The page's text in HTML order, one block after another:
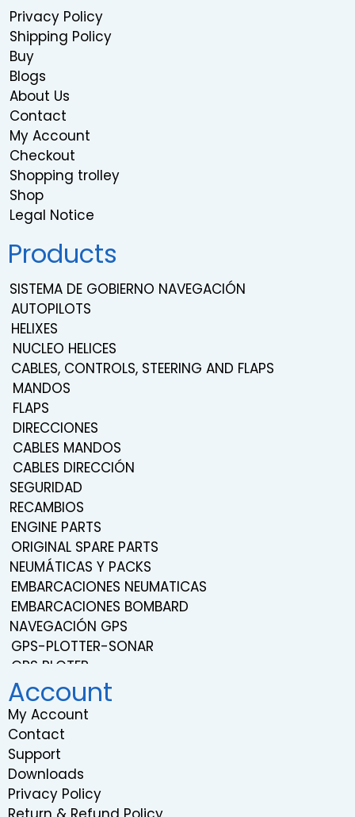
Privacy Policy
Shipping Policy
Buy
Blogs
About Us
Contact
My Account
Checkout
Shopping trolley
Shop
Legal Notice
Products
SISTEMA DE GOBIERNO NAVEGACIÓN
AUTOPILOTS
HELIXES
NUCLEO HELICES
CABLES, CONTROLS, STEERING AND FLAPS
MANDOS
FLAPS
DIRECCIONES
CABLES MANDOS
CABLES DIRECCIÓN
SEGURIDAD
RECAMBIOS
ENGINE PARTS
ORIGINAL SPARE PARTS
NEUMÁTICAS Y PACKS
EMBARCACIONES NEUMATICAS
EMBARCACIONES BOMBARD
NAVEGACIÓN GPS
GPS-PLOTTER-SONAR
GPS PLOTER
NAVEGACIÓN
TRANSDUCERS
PROBES
SISTEMA DE SONIDO Y ENTRETENIMIENTO
VHF RADIOS
RADARS
INSTRUMENTATION
Account
My Account
Contact
Support
Downloads
Privacy Policy